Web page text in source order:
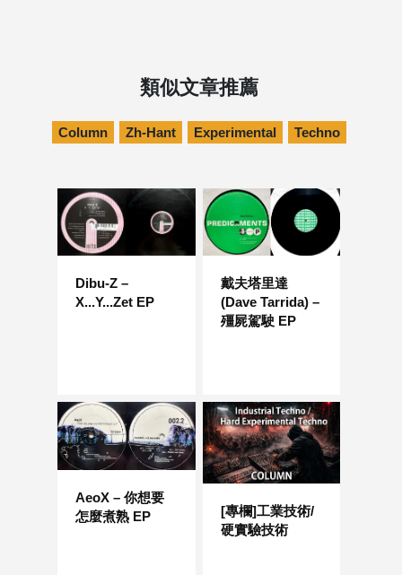
類似文章推薦
Column Zh-Hant Experimental Techno
Dibu-Z –
X...Y...Zet EP
戴夫塔里達
(Dave Tarrida) –
殭屍駕駛 EP
AeoX – 你想要
怎麼煮熟 EP
[專欄]工業技術/
硬實驗技術